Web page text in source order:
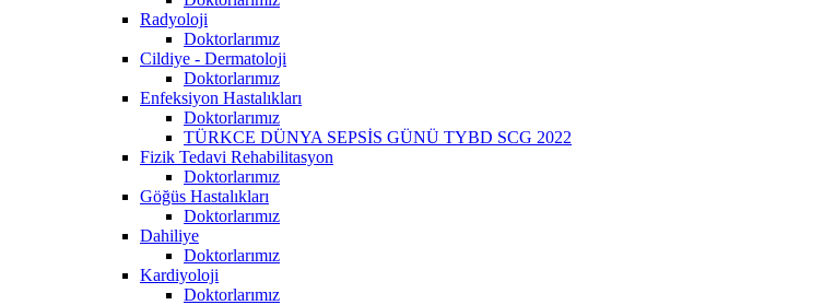
Radyoloji
Doktorlarımız
Cildiye - Dermatoloji
Doktorlarımız
Enfeksiyon Hastalıkları
Doktorlarımız
TÜRKCE DÜNYA SEPSİS GÜNÜ TYBD SCG 2022
Fizik Tedavi Rehabilitasyon
Doktorlarımız
Göğüs Hastalıkları
Doktorlarımız
Dahiliye
Doktorlarımız
Kardiyoloji
Doktorlarımız